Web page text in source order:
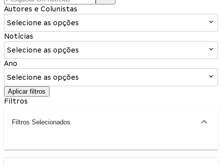
Autores e Colunistas
Selecione as opções
Notícias
Selecione as opções
Ano
Selecione as opções
Aplicar filtros
Filtros
Filtros Selecionados